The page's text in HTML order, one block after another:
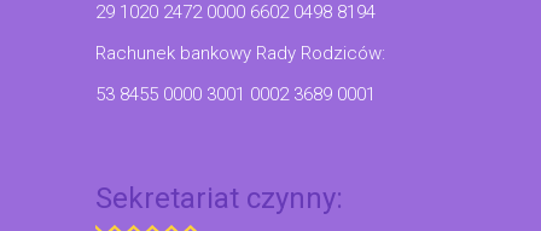
29 1020 2472 0000 6602 0498 8194
Rachunek bankowy Rady Rodziców:
53 8455 0000 3001 0002 3689 0001
Sekretariat czynny: